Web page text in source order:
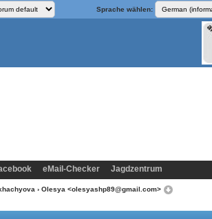
Sprache wählen:
eMail-Checker Jagdzentrum
› Olesya <olesyashp89@gmail.com>